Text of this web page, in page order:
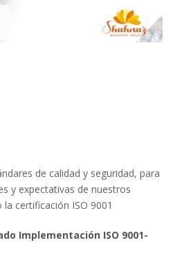
de calidad y seguridad, para
y expectativas de nuestros
certificación ISO 9001
Implementación ISO 9001-